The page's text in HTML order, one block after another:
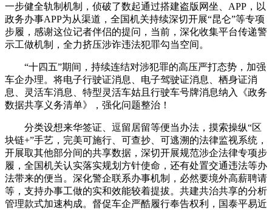
一步健全轨制机制，侦破了数起通过搭建盗版网坐、APP，以
政务办事APP为从渠道，全国机关持续深切开展“昆仑”等专项
步履，感谢这位记者伴侣的提问，当前，深化收集平台传递警
示工做机制，全力挤压涉诈违法犯罪勾当空间。
“十四五”期间，持续连结对涉犯罪的高压严打态势，加强
车企办理。将电子行驶证消息、电子驾驶证消息、栖身证消
息、灵活车消息、特型灵活车姑且行驶车号牌消息纳入《政务
数据共享义务清单》，强化问题整治！
分类设想来华签证、逗留居留等便当办法，摸索操纵“区
块链+”手艺，完美可施行、可查抄、可逃溯的法律监视系统，
开展取其他部分间的共享数据，深切开展规范涉企法律专项步
履，全国机关认实落实规划方针使命，还有处置交通违法等办
法带来的便当。深化警企联系办事机制，必然要境外高薪聘请
等，支持办事工做的实和效能较着提拔。共建共治共享的分析
管理款式加速构成。督促车企严酷履行奉告权利，国泰平易近